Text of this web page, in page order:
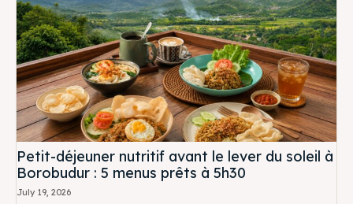
Petit-déjeuner nutritif avant le lever du soleil à
Borobudur : 5 menus prêts à 5h30
July 19, 2026